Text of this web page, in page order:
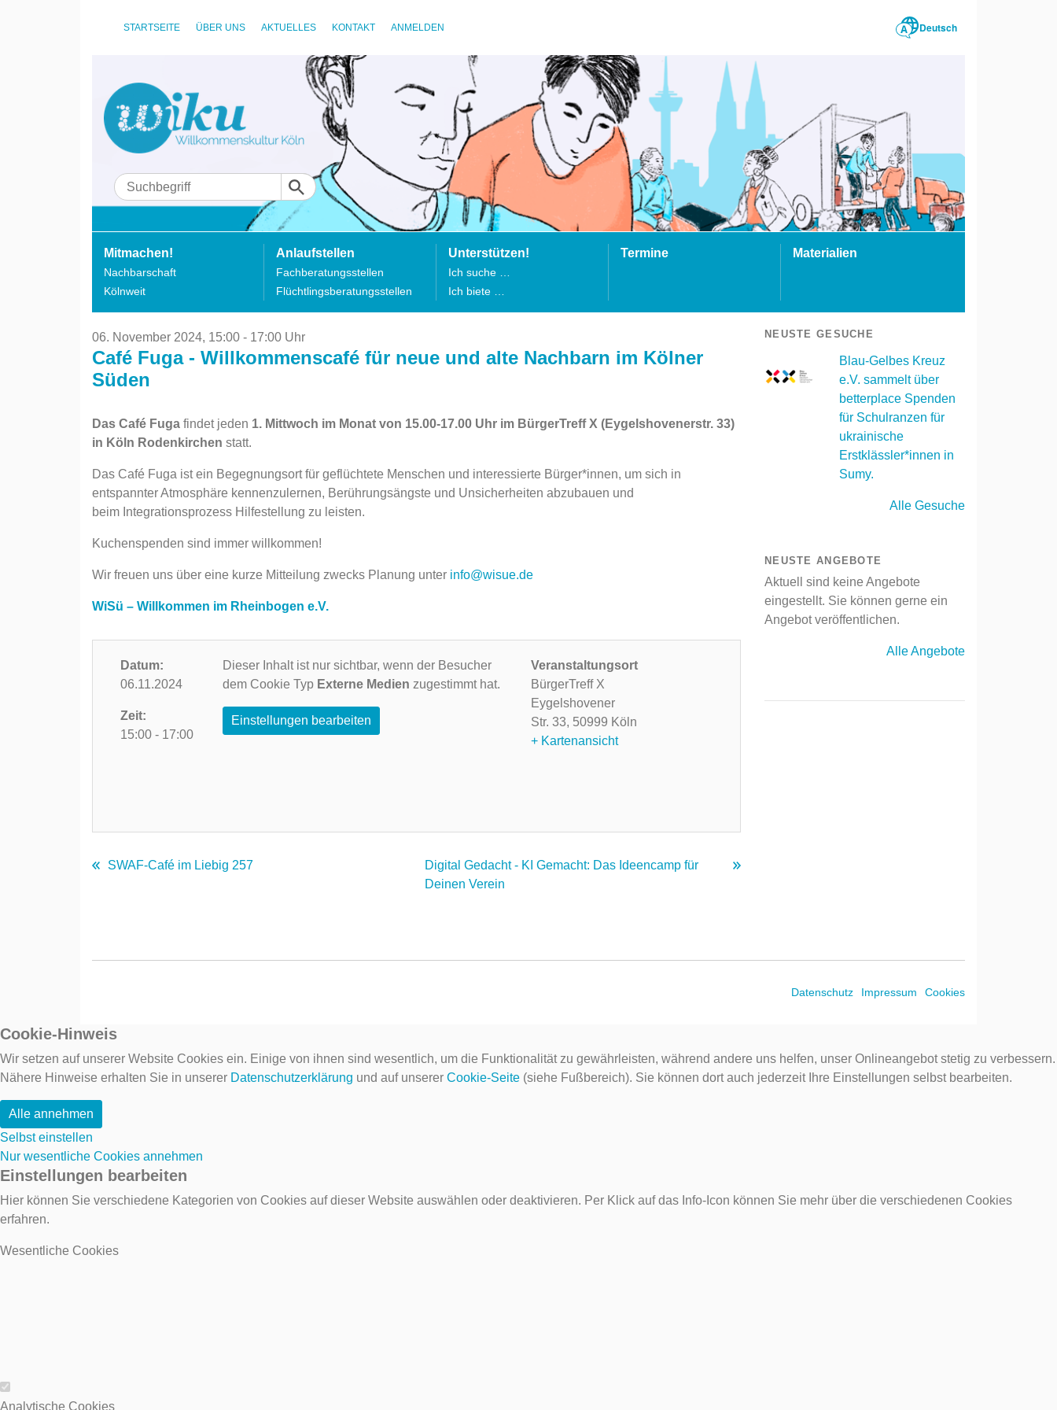
STARTSEITE ÜBER UNS AKTUELLES KONTAKT ANMELDEN Deutsch
Mitmachen!
Nachbarschaft
Kölnweit
Anlaufstellen
Fachberatungsstellen
Flüchtlingsberatungsstellen
Unterstützen!
Ich suche …
Ich biete …
Termine Materialien
06. November 2024, 15:00 - 17:00 Uhr
Café Fuga - Willkommenscafé für neue und alte Nachbarn im Kölner
Süden
Das Café Fuga findet jeden 1. Mittwoch im Monat von 15.00-17.00 Uhr im BürgerTreff X (Eygelshovenerstr. 33)
in Köln Rodenkirchen statt.
Das Café Fuga ist ein Begegnungsort für geflüchtete Menschen und interessierte Bürger*innen, um sich in
entspannter Atmosphäre kennenzulernen, Berührungsängste und Unsicherheiten abzubauen und
beim Integrationsprozess Hilfestellung zu leisten.
Kuchenspenden sind immer willkommen!
Wir freuen uns über eine kurze Mitteilung zwecks Planung unter info@wisue.de
WiSü – Willkommen im Rheinbogen e.V.
Datum:
06.11.2024
Zeit:
15:00 - 17:00
Dieser Inhalt ist nur sichtbar, wenn der Besucher
dem Cookie Typ Externe Medien zugestimmt hat.
Einstellungen bearbeiten
Veranstaltungsort
BürgerTreff X
Eygelshovener
Str. 33, 50999 Köln
+ Kartenansicht
SWAF-Café im Liebig 257
Digital Gedacht - KI Gemacht: Das Ideencamp für
Deinen Verein
NEUSTE GESUCHE
Blau-Gelbes Kreuz
e.V. sammelt über
betterplace Spenden
für Schulranzen für
ukrainische
Erstklässler*innen in
Sumy.
Alle Gesuche
NEUSTE ANGEBOTE
Aktuell sind keine Angebote
eingestellt. Sie können gerne ein
Angebot veröffentlichen.
Alle Angebote
Datenschutz Impressum Cookies
Cookie-Hinweis
Wir setzen auf unserer Website Cookies ein. Einige von ihnen sind wesentlich, um die Funktionalität zu gewährleisten, während andere uns helfen, unser Onlineangebot stetig zu verbessern.
Nähere Hinweise erhalten Sie in unserer Datenschutzerklärung und auf unserer Cookie-Seite (siehe Fußbereich). Sie können dort auch jederzeit Ihre Einstellungen selbst bearbeiten.
Alle annehmen
Selbst einstellen
Nur wesentliche Cookies annehmen
Einstellungen bearbeiten
Hier können Sie verschiedene Kategorien von Cookies auf dieser Website auswählen oder deaktivieren. Per Klick auf das Info-Icon können Sie mehr über die verschiedenen Cookies
erfahren.
Wesentliche Cookies
Wesentliche Cookies
Analytische Cookies